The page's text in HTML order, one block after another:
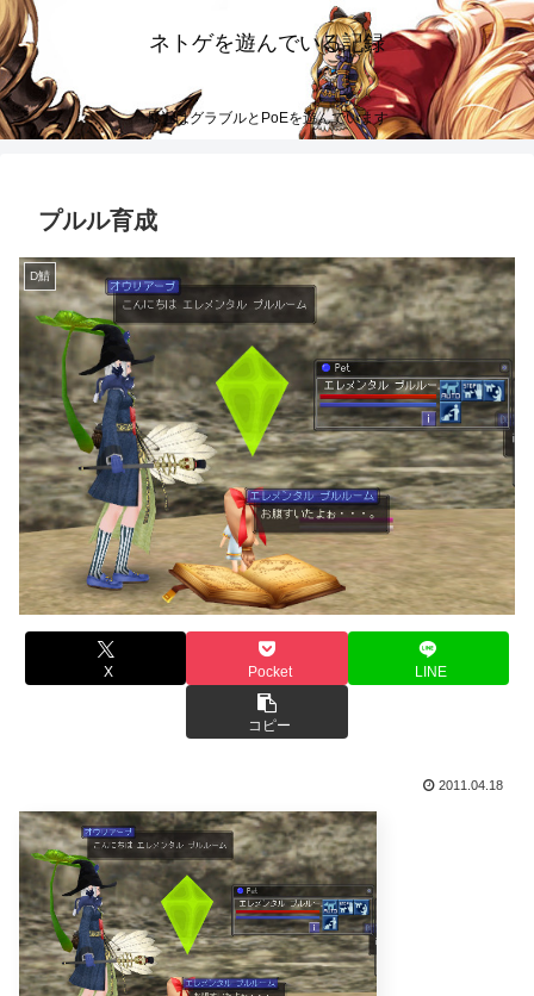
ネトゲを遊んでいる記録
最近はグラブルとPoEを遊んでいます
プルル育成
D鯖
X Pocket LINE
コピー
2011.04.18